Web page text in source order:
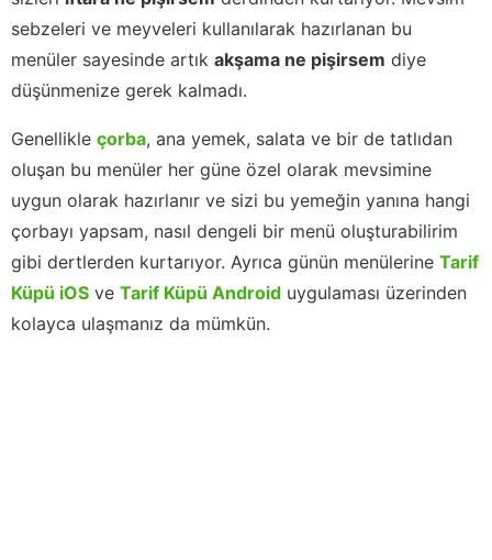
sebzeleri ve meyveleri kullanılarak hazırlanan bu
menüler sayesinde artık akşama ne pişirsem diye
düşünmenize gerek kalmadı.
Genellikle çorba, ana yemek, salata ve bir de tatlıdan
oluşan bu menüler her güne özel olarak mevsimine
uygun olarak hazırlanır ve sizi bu yemeğin yanına hangi
çorbayı yapsam, nasıl dengeli bir menü oluşturabilirim
gibi dertlerden kurtarıyor. Ayrıca günün menülerine Tarif
Küpü iOS ve Tarif Küpü Android uygulaması üzerinden
kolayca ulaşmanız da mümkün.